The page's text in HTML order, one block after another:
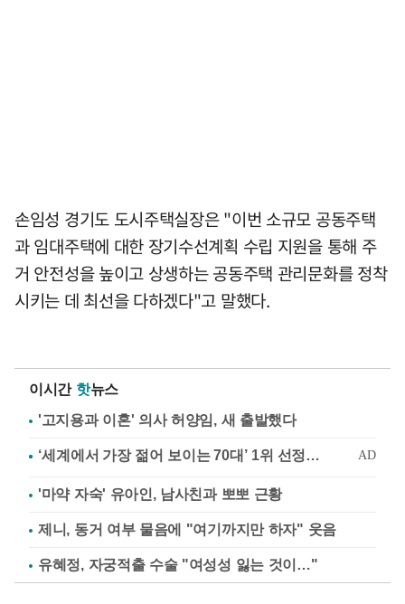
손임성 경기도 도시주택실장은 "이번 소규모 공동주택
과 임대주택에 대한 장기수선계획 수립 지원을 통해 주
거 안전성을 높이고 상생하는 공동주택 관리문화를 정착
시키는 데 최선을 다하겠다"고 말했다.
이시간 핫뉴스
'고지용과 이혼' 의사 허양임, 새 출발했다
'마약 자숙' 유아인, 남사친과 뽀뽀 근황
제니, 동거 여부 물음에 "여기까지만 하자" 웃음
유혜정, 자궁적출 수술 "여성성 잃는 것이…"